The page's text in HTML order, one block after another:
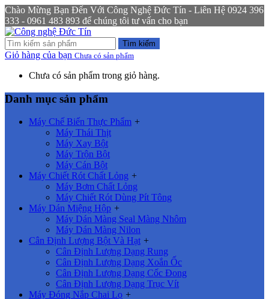
Chào Mừng Bạn Đến Với Công Nghệ Đức Tín - Liên Hệ 0924 396
333 - 0961 483 893 để chúng tôi tư vấn cho bạn
Tìm kiếm
Giỏ hàng của bạn Chưa có sản phẩm
Chưa có sản phẩm trong giỏ hàng.
Danh mục sản phẩm
Máy Chế Biến Thực Phẩm +
Máy Thái Thịt
Máy Xay Bột
Máy Trộn Bột
Máy Cán Bột
Máy Chiết Rót Chất Lỏng +
Máy Bơm Chất Lỏng
Máy Chiết Rót Dùng Pít Tông
Máy Dán Miệng Hộp +
Máy Dán Màng Seal Màng Nhôm
Máy Dán Màng Nilon
Cân Định Lượng Bột Và Hạt +
Cân Định Lượng Dạng Rung
Cân Định Lượng Dạng Xoắn Ốc
Cân Định Lượng Dạng Cốc Đong
Cân Định Lượng Dạng Trục Vít
Máy Đóng Nắp Chai Lọ +